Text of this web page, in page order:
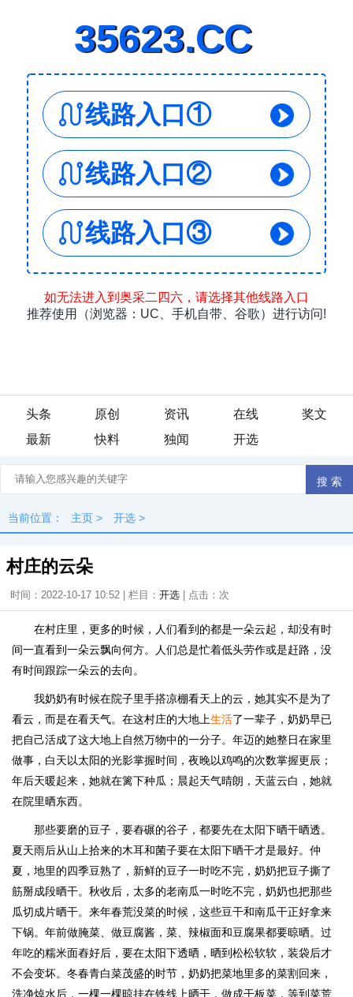
头条 原创 资讯 在线
奖文
最新
快料 独闻 开选
当前位置： 主页 > 开选 >
村庄的云朵
时间：2022-10-17 10:52 | 栏目： 开选 | 点击： 次
在村庄里，更多的时候，人们看到的都是一朵云起，却没有时
间一直看到一朵云飘向何方。人们总是忙着低头劳作或是赶路，没
有时间跟踪一朵云的去向。
我奶奶有时候在院子里手搭凉棚看天上的云，她其实不是为了
看云，而是在看天气。在这村庄的大地上生活了一辈子，奶奶早已
把自己活成了这大地上自然万物中的一分子。年迈的她整日在家里
做事，白天以太阳的光影掌握时间，夜晚以鸡鸣的次数掌握更辰；
年后天暖起来，她就在篱下种瓜；晨起天气晴朗，天蓝云白，她就
在院里晒东西。
那些要磨的豆子，要舂碾的谷子，都要先在太阳下晒干晒透。
夏天雨后从山上拾来的木耳和菌子要在太阳下晒干才是最好。仲
夏，地里的四季豆熟了，新鲜的豆子一时吃不完，奶奶把豆子撕了
筋掰成段晒干。秋收后，太多的老南瓜一时吃不完，奶奶也把那些
瓜切成片晒干。来年春荒没菜的时候，这些豆干和南瓜干正好拿来
下锅。年前做腌菜、做豆腐酱，菜、辣椒面和豆腐果都要晾晒。过
年吃的糯米面舂好后，要在太阳下透晒，晒到松松软软，装袋后才
不会变坏。冬春青白菜茂盛的时节，奶奶把菜地里多的菜割回来，
洗净焯水后，一棵一棵晾挂在铁线上晒干，做成干板菜，等到菜荒